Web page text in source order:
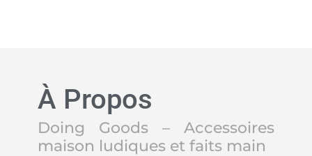
À Propos
Doing Goods – Accessoires
maison ludiques et faits main